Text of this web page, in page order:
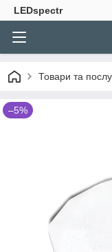
LEDspectr
Товари та
–5%